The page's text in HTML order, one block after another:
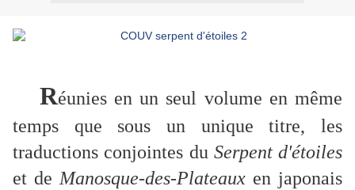
Réunies en un seul volume en même
temps que sous un unique titre, les
traductions conjointes du Serpent d'étoiles
et de Manosque-des-Plateaux en japonais